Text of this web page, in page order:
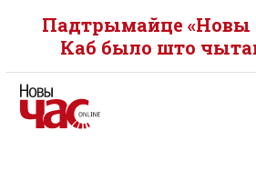
Падтрымайце «Новы
Каб было што